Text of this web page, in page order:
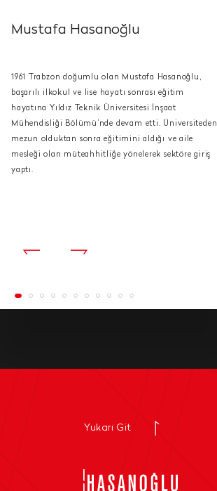
Mustafa Hasanoğlu
1961 Trabzon doğumlu olan Mustafa Hasanoğlu,
başarılı ilkokul ve lise hayatı sonrası eğitim
hayatına Yıldız Teknik Üniversitesi İnşaat
Mühendisliği Bölümü’nde devam etti. Üniversiteden
mezun olduktan sonra eğitimini aldığı ve aile
mesleği olan müteahhitliğe yönelerek sektöre giriş
yaptı.
Yukarı Git